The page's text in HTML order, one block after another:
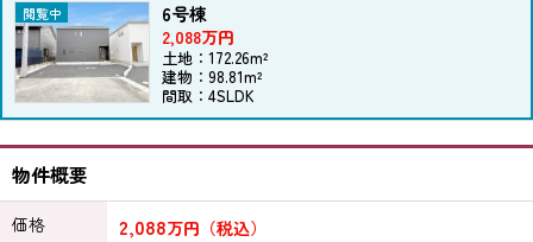
6号棟
2,088万円
土地：172.26m²
建物：98.81m²
間取：4SLDK
物件概要
価格 2,088万円（税込）